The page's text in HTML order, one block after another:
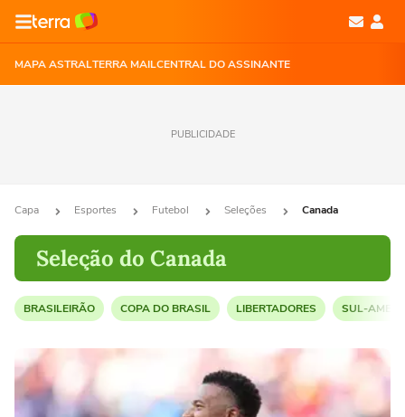
MAPA ASTRALTERRA MAILCENTRAL DO ASSINANTE
PUBLICIDADE
Capa Esportes Futebol Seleções Canada
Seleção do Canada
BRASILEIRÃO COPA DO BRASIL LIBERTADORES SUL-